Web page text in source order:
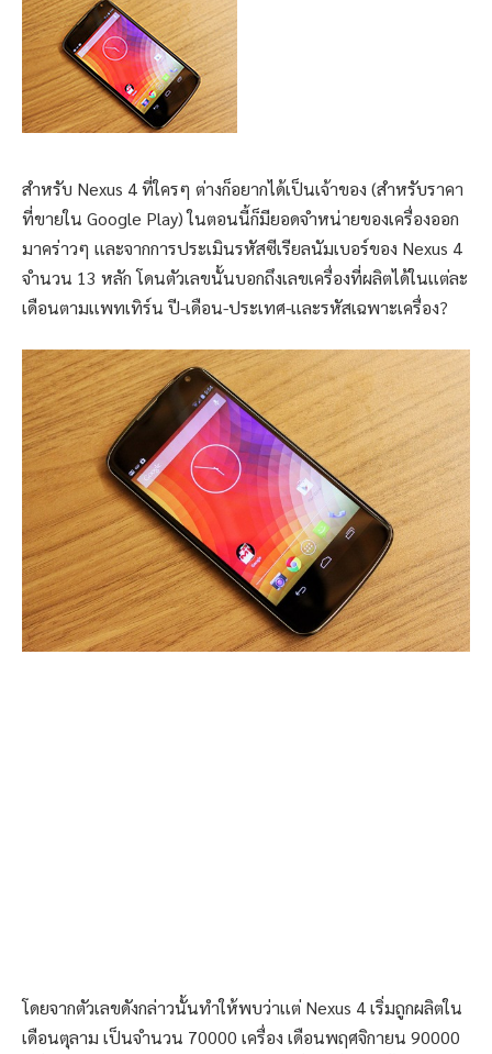
สำหรับ Nexus 4 ที่ใครๆ ต่างก็อยากได้เป็นเจ้าของ (สำหรับราคา
ที่ขายใน Google Play) ในตอนนี้ก็มียอดจำหน่ายของเครื่องออก
มาคร่าวๆ เเละจากการประเมินรหัสซีเรียลนัมเบอร์ของ Nexus 4
จำนวน 13 หลัก โดนตัวเลขนั้นบอกถึงเลขเครื่องที่ผลิตได้ในเเต่ละ
เดือนตามเเพทเทิร์น ปี-เดือน-ประเทศ-เเละรหัสเฉพาะเครื่อง?
โดยจากตัวเลขดังกล่าวนั้นทำให้พบว่าเเต่ Nexus 4 เริ่มถูกผลิตใน
เดือนตุลาม เป็นจำนวน 70000 เครื่อง เดือนพฤศจิกายน 90000